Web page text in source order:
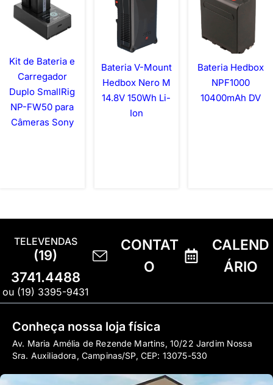
Kit de Bateria e
Carregador
Duplo SmallRig
NP-FW50 para
Câmeras Sony
Bateria V-Mount
Hedbox Nero M
14.8V 150Wh Li-
Ion
Bateria Hedbox
NPF1000
10400mAh DV
TELEVENDAS
(19)
3741.4488
ou (19) 3395-9431
CONTAT
O
CALEND
ÁRIO
Conheça nossa loja física
Av. Maria Amélia de Rezende Martins, 10/22 Jardim Nossa
Sra. Auxiliadora, Campinas/SP, CEP: 13075-530